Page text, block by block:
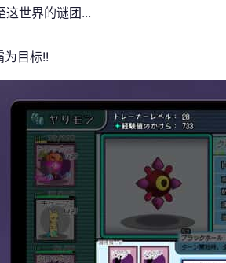
这世界的谜团...
目标!!